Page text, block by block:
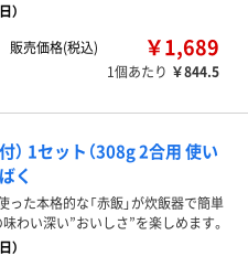
）
販売価格(税込)
￥1,689
1個あたり ￥844.5
） 1セット（308g 2合用 使い
く
った本格的な「赤飯」が炊飯器で簡単
わい深い”おいしさ”を楽しめます。
）